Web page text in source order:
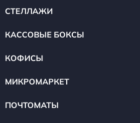
СТЕЛЛАЖИ
КАССОВЫЕ БОКСЫ
КОФИСЫ
МИКРОМАРКЕТ
ПОЧТОМАТЫ